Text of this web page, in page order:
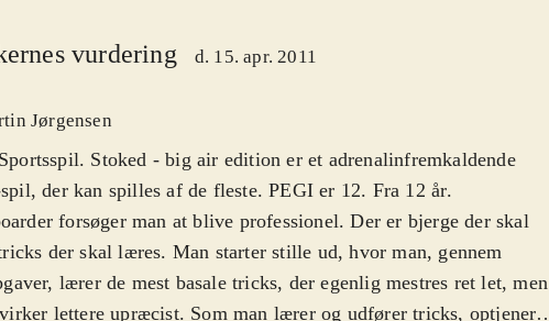
vurdering d. 15. apr. 2011
Jørgensen
Stoked - big air edition er et adrenalinfremkaldende
der kan spilles af de fleste. PEGI er 12. Fra 12 år.
forsøger man at blive professionel. Der er bjerge der skal
der skal læres. Man starter stille ud, hvor man, gennem
lærer de mest basale tricks, der egenlig mestres ret let, men
lettere upræcist. Som man lærer og udfører tricks, optjener